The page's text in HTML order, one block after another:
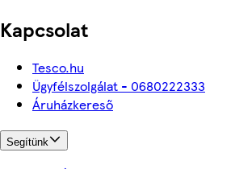
Kapcsolat
Tesco.hu
Ügyfélszolgálat - 0680222333
Áruházkereső
Segítünk